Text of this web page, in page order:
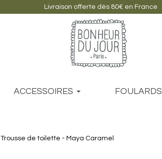
Livraison offerte dès 80€ en France
ACCESSOIRES FOULARDS
Trousse de toilette - Maya Caramel